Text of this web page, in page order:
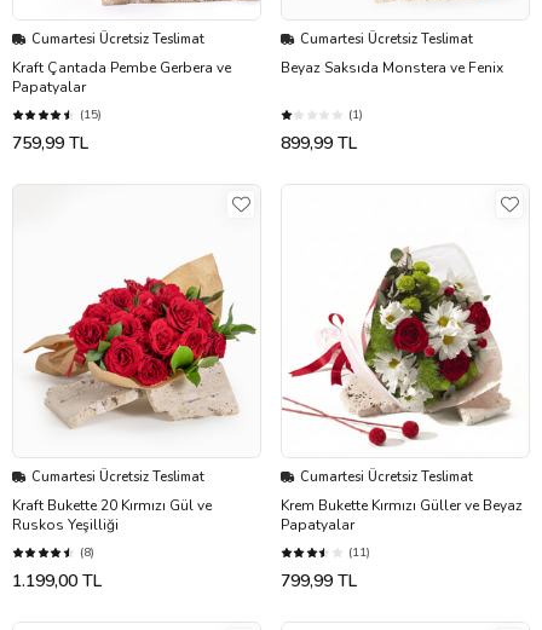
Cumartesi Ücretsiz Teslimat
Kraft Çantada Pembe Gerbera ve
Papatyalar
(15)
759,99 TL
Cumartesi Ücretsiz Teslimat
Beyaz Saksıda Monstera ve Fenix
(1)
899,99 TL
Cumartesi Ücretsiz Teslimat
Kraft Bukette 20 Kırmızı Gül ve
Ruskos Yeşilliği
(8)
1.199,00 TL
Cumartesi Ücretsiz Teslimat
Krem Bukette Kırmızı Güller ve Beyaz
Papatyalar
(11)
799,99 TL